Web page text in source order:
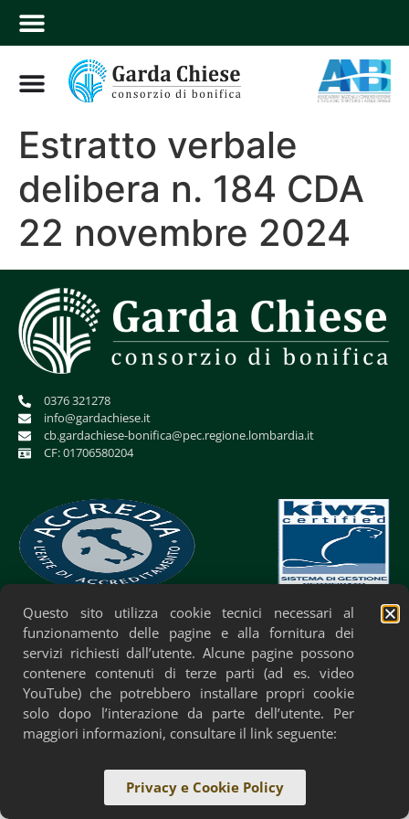
Estratto verbale
delibera n. 184 CDA
22 novembre 2024
0376 321278
info@gardachiese.it
cb.gardachiese-bonifica@pec.regione.lombardia.it
CF: 01706580204
Privacy Policy Cookie Policy Accessibilità
Questo sito utilizza cookie tecnici necessari al
funzionamento delle pagine e alla fornitura dei
servizi richiesti dall’utente. Alcune pagine possono
contenere contenuti di terze parti (ad es. video
YouTube) che potrebbero installare propri cookie
solo dopo l’interazione da parte dell’utente. Per
maggiori informazioni, consultare il link seguente:
Privacy e Cookie Policy